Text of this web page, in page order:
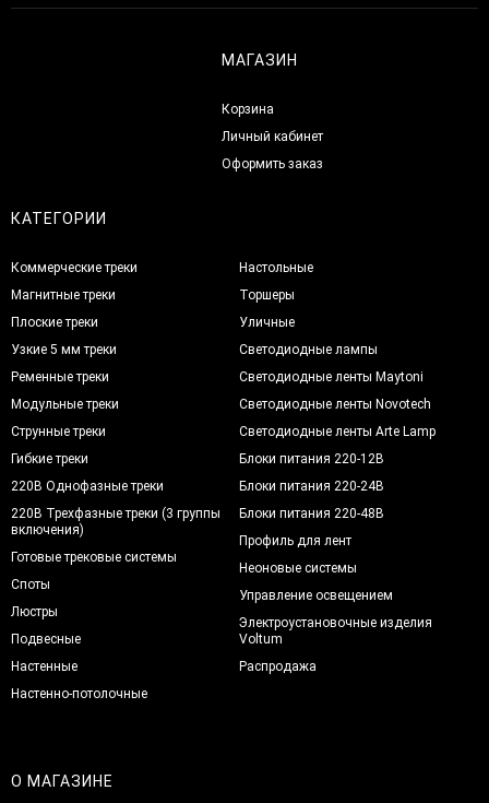
МАГАЗИН
Корзина
Личный кабинет
Оформить заказ
КАТЕГОРИИ
Коммерческие треки
Магнитные треки
Плоские треки
Узкие 5 мм треки
Ременные треки
Модульные треки
Струнные треки
Гибкие треки
220В Однофазные треки
220В Трехфазные треки (3 группы
включения)
Готовые трековые системы
Споты
Люстры
Подвесные
Настенные
Настенно-потолочные
Настольные
Торшеры
Уличные
Светодиодные лампы
Светодиодные ленты Maytoni
Светодиодные ленты Novotech
Светодиодные ленты Arte Lamp
Блоки питания 220-12В
Блоки питания 220-24В
Блоки питания 220-48В
Профиль для лент
Неоновые системы
Управление освещением
Электроустановочные изделия
Voltum
Распродажа
О МАГАЗИНЕ